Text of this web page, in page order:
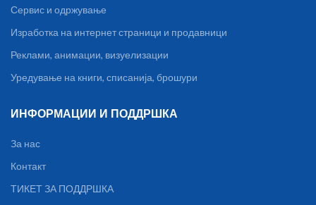
Сервис и одржување
Изработка на интернет страници и продавници
Реклами, анимации, визуелизации
Уредување на книги, списанија, брошури
ИНФОРМАЦИИ И ПОДДРШКА
За нас
Контакт
ТИКЕТ ЗА ПОДДРШКА